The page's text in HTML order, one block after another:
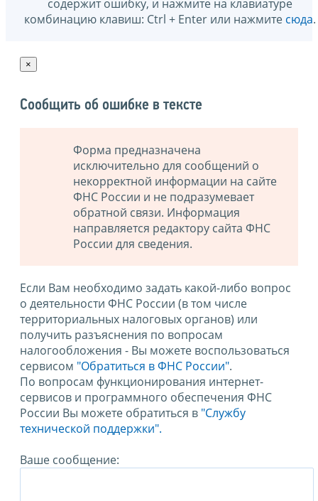
содержит ошибку, и нажмите на клавиатуре
комбинацию клавиш: Ctrl + Enter или нажмите сюда.
×
Сообщить об ошибке в тексте
Форма предназначена
исключительно для сообщений о
некорректной информации на сайте
ФНС России и не подразумевает
обратной связи. Информация
направляется редактору сайта ФНС
России для сведения.
Если Вам необходимо задать какой-либо вопрос
о деятельности ФНС России (в том числе
территориальных налоговых органов) или
получить разъяснения по вопросам
налогообложения - Вы можете воспользоваться
сервисом "Обратиться в ФНС России".
По вопросам функционирования интернет-
сервисов и программного обеспечения ФНС
России Вы можете обратиться в "Службу
технической поддержки".
Ваше сообщение: